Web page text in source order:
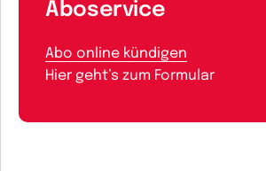
Aboservice
Abo online kündigen
Hier geht’s zum Formular